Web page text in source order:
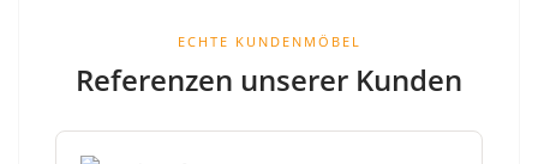
ECHTE KUNDENMÖBEL
Referenzen unserer Kunden